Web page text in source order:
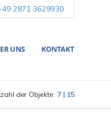
2871 3629930
UNS KONTAKT
der Objekte: 7 | 15